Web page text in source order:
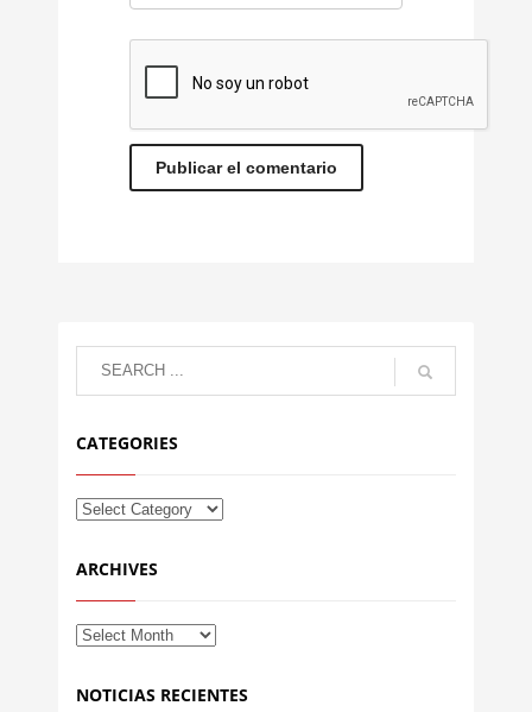
CATEGORIES
ARCHIVES
NOTICIAS RECIENTES